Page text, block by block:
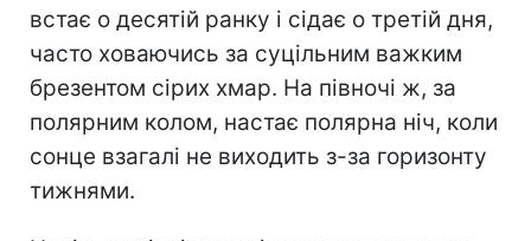
встає о десятій ранку і сідає о третій дня,
часто ховаючись за суцільним важким
брезентом сірих хмар. На півночі ж, за
полярним колом, настає полярна ніч, коли
сонце взагалі не виходить з-за горизонту
тижнями.